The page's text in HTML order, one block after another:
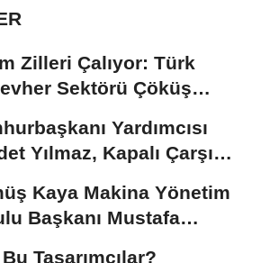
Zilleri Çalıyor: Türk
Sektörü Çöküş
Yardımcısı
Yılmaz, Kapalı Çarşı
Kaya Makina Yönetim
Başkanı Mustafa
Tasarımcılar?